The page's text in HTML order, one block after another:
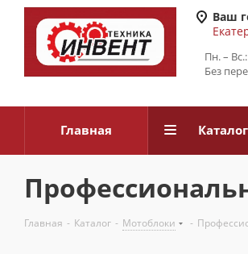
Ваш
Пн. –
Без
Главная Каталог
Главная - Каталог - Мотоблоки -